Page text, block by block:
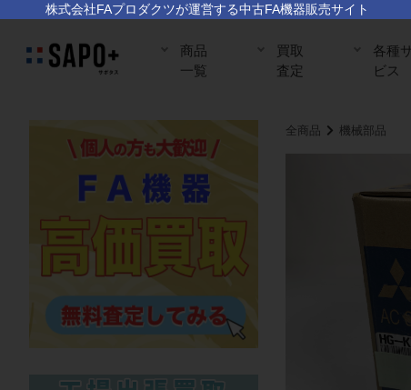
株式会社FAプロダクツが運営する中古FA機器販売サイト
商品
一覧
買取
査定
各種
ビス
全商品 機械部品